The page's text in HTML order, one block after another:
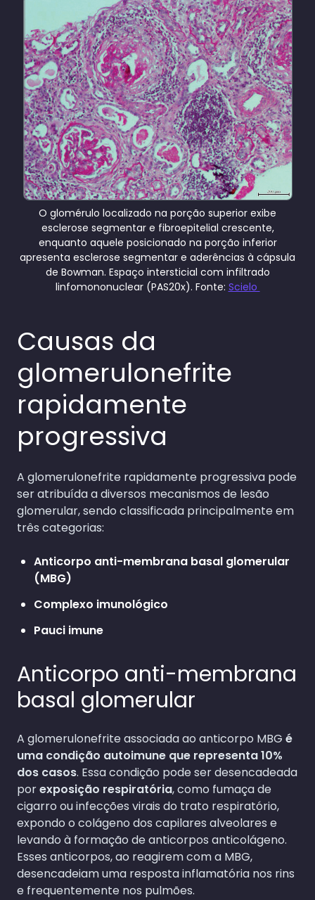
O glomérulo localizado na porção superior exibe
esclerose segmentar e fibroepitelial crescente,
enquanto aquele posicionado na porção inferior
apresenta esclerose segmentar e aderências à cápsula
de Bowman. Espaço intersticial com infiltrado
linfomononuclear (PAS20x). Fonte: Scielo
Causas da
glomerulonefrite
rapidamente
progressiva
A glomerulonefrite rapidamente progressiva pode
ser atribuída a diversos mecanismos de lesão
glomerular, sendo classificada principalmente em
três categorias:
Anticorpo anti-membrana basal glomerular
(MBG)
Complexo imunológico
Pauci imune
Anticorpo anti-membrana
basal glomerular
A glomerulonefrite associada ao anticorpo MBG é
uma condição autoimune que representa 10%
dos casos. Essa condição pode ser desencadeada
porexposição respiratória, como fumaça de
cigarro ou infecções virais do trato respiratório,
expondo o colágeno dos capilares alveolares e
levando à formação de anticorpos anticolágeno.
Esses anticorpos, ao reagirem com a MBG,
desencadeiam uma resposta inflamatória nos rins
e frequentemente nos pulmões.